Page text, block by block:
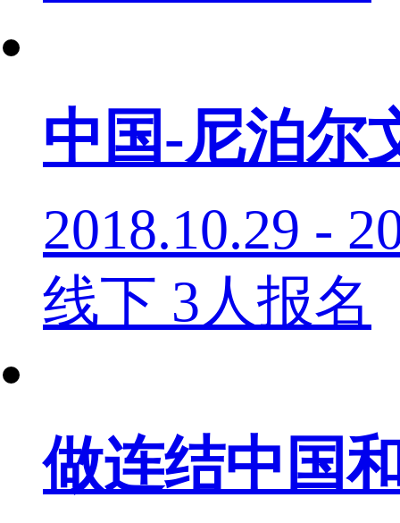
中国-尼泊尔
2018.10.29 -
线下 3人报名
做连结中国